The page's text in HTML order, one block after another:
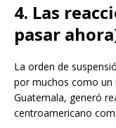
4. Las
pasar
La orden de
por muchos como un
Guatemala, generó
centroamericano